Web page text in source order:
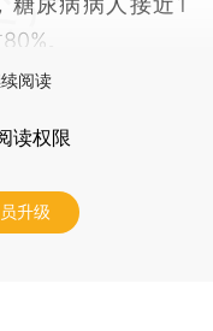
。
阅读
读权限
升级